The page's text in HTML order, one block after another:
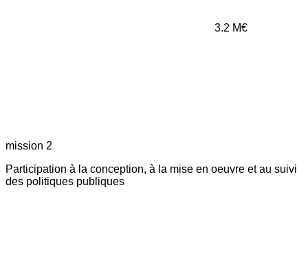
3.2 M€
mission 2
Participation à la conception, à la mise en oeuvre et au suivi
des politiques publiques